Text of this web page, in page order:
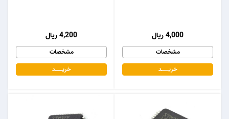
4,200 ریال
مشخصات
خریـــــــد
4,000 ریال
مشخصات
خریـــــــد